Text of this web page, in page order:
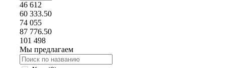
46 612
60 333.50
74 055
87 776.50
101 498
Мы предлагаем